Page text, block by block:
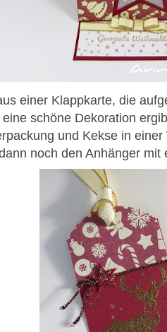
einer Klappkarte, die
eine schöne Dekoration
und Kekse in
noch den Anhänger